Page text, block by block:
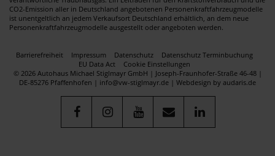
CO2-Emission aller in Deutschland angebotenen Personenkraftfahrzeugmodelle
ist unentgeltlich an jedem Verkaufsort Deutschland erhältlich, an dem neue
Personenkraftfahrzeugmodelle ausgestellt oder angeboten werden.
Barrierefreiheit Impressum Datenschutz
Datenschutz Terminbuchung
EU Data Act
Cookie Einstellungen
© 2026 Autohaus Michael Stiglmayr GmbH | Joseph-Fraunhofer-Straße 46-48 |
DE-85276 Pfaffenhofen | info@vw-stiglmayr.de | Webdesign by audaris.de